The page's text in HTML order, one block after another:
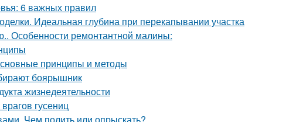
6 важных правил
Идеальная глубина при перекапывании участка
Особенности ремонтантной малины:
принципы и методы
боярышник
жизнедеятельности
гусениц